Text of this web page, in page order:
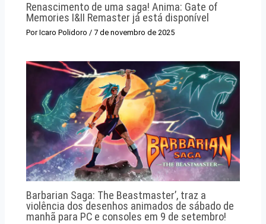
Renascimento de uma saga! Anima: Gate of
Memories I&II Remaster já está disponível
PorIcaro Polidoro /7 de novembro de 2025
Barbarian Saga: The Beastmaster’, traz a
violência dos desenhos animados de sábado de
manhã para PC e consoles em 9 de setembro!